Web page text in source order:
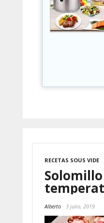
RECETAS SOUS VIDE
Alberto 3 julio, 2019